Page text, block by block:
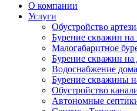
О компании
Услуги
Обустройство
Бурение скважин на
Малогабаритное
Бурение скважин на
Водоснабжение дома
Бурение скважины
Обустройство
Автономные